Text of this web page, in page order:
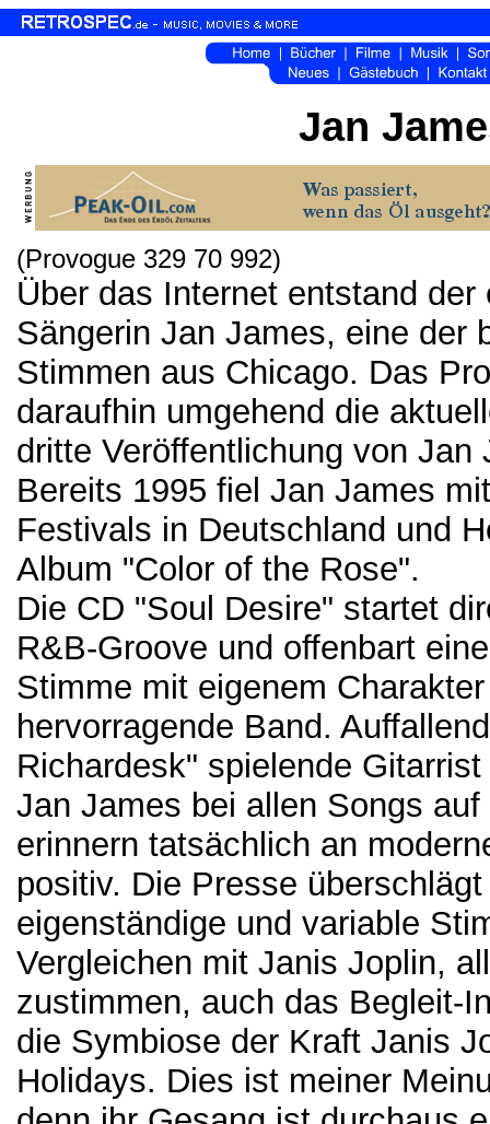
Jan
(Provogue 329 70 992)
Über das Internet entstand
Sängerin Jan James, eine der
Stimmen aus Chicago. Das
daraufhin umgehend die
dritte Veröffentlichung von Jan
Bereits 1995 fiel Jan James
Festivals in Deutschland und
Album "Color of the Rose".
Die CD "Soul Desire" startet
R&B-Groove und offenbart
Stimme mit eigenem
hervorragende Band.
Richardesk" spielende
Jan James bei allen Songs
erinnern tatsächlich an
positiv. Die Presse
eigenständige und variable
Vergleichen mit Janis Joplin,
zustimmen, auch das Begleit-
die Symbiose der Kraft Janis
Holidays. Dies ist meiner